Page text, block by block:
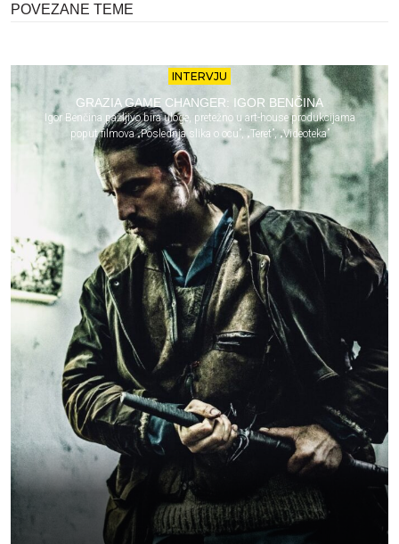
POVEZANE TEME
INTERVJU
GRAZIA GAME CHANGER: IGOR BENČINA
Igor Benčina pažljivo bira uloge, pretežno u art-house produkcijama
poput filmova „Poslednja slika o ocu”, „Teret”, „Videoteka”